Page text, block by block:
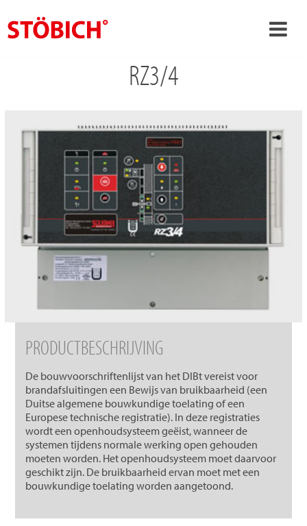
Oplossingen
Referenties
Over Stöbich
Contact
RZ3/4
PRODUCTBESCHRIJVING
De bouwvoorschriftenlijst van het DIBt vereist voor
brandafsluitingen een Bewijs van bruikbaarheid (een
Duitse algemene bouwkundige toelating of een
Europese technische registratie). In deze registraties
wordt een openhoudsysteem geëist, wanneer de
systemen tijdens normale werking open gehouden
moeten worden. Het openhoudsysteem moet daarvoor
geschikt zijn. De bruikbaarheid ervan moet met een
bouwkundige toelating worden aangetoond.